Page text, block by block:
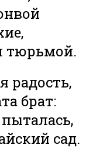
тюрьмой.
радость,
брат:
сад.